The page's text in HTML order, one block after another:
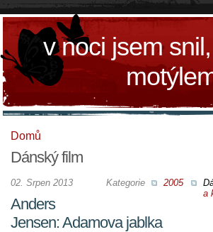
v noci jsem
Domů
Dánský film
Kategorie 2005
a
02. Srpen 2013
Anders
Jensen: Adamova jablka